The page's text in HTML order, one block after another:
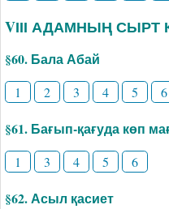
VІІІ АДАМНЫҢ СЫРТ
§60. Бала Абай
1 2 3 4 5 6
§61. Бағып-қағуда көп
1 3 4 5 6
§62. Асыл қасиет